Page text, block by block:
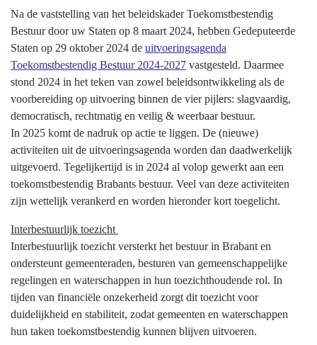
Terug
naar
navigatie
Programma
Bestuur
veiligheid
inleiding
Na de vaststelling van het beleidskader Toekomstbestendig
Bestuur door uw Staten op 8 maart 2024, hebben Gedeputeerde
Staten op 29 oktober 2024 de uitvoeringsagenda
Toekomstbestendig Bestuur 2024-2027 vastgesteld. Daarmee
stond 2024 in het teken van zowel beleidsontwikkeling als de
voorbereiding op uitvoering binnen de vier pijlers: slagvaardig,
democratisch, rechtmatig en veilig & weerbaar bestuur.
In 2025 komt de nadruk op actie te liggen. De (nieuwe)
activiteiten uit de uitvoeringsagenda worden dan daadwerkelijk
uitgevoerd. Tegelijkertijd is in 2024 al volop gewerkt aan een
toekomstbestendig Brabants bestuur. Veel van deze activiteiten
zijn wettelijk verankerd en worden hieronder kort toegelicht.
Interbestuurlijk toezicht
Interbestuurlijk toezicht versterkt het bestuur in Brabant en
ondersteunt gemeenteraden, besturen van gemeenschappelijke
regelingen en waterschappen in hun toezichthoudende rol. In
tijden van financiële onzekerheid zorgt dit toezicht voor
duidelijkheid en stabiliteit, zodat gemeenten en waterschappen
hun taken toekomstbestendig kunnen blijven uitvoeren.